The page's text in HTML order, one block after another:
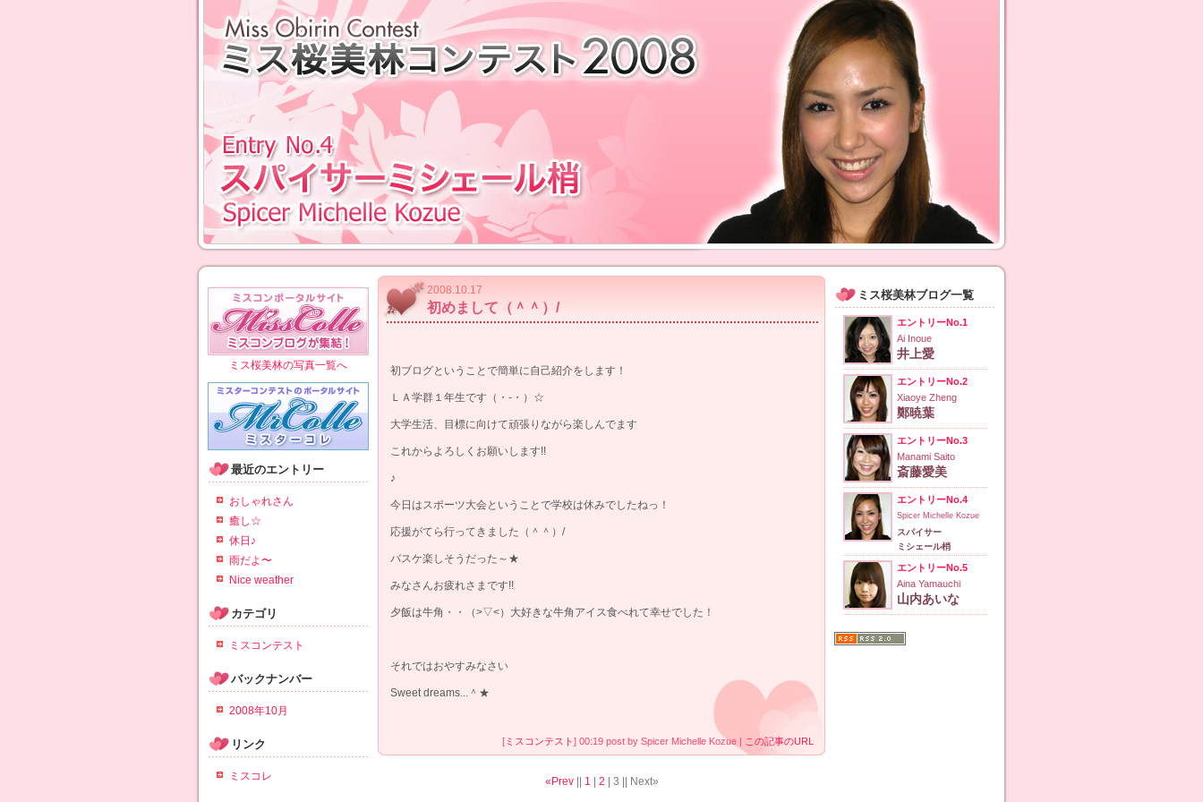
2008.10.17
初めまして（＾＾）/
初ブログということで簡単に自己紹介をします！
ＬＡ学群１年生です（・-・）☆
大学生活、目標に向けて頑張りながら楽しんでます
これからよろしくお願いします!!
♪
今日はスポーツ大会ということで学校は休みでしたねっ！
応援がてら行ってきました（＾＾）/
バスケ楽しそうだった～★
みなさんお疲れさまです!!
夕飯は牛角・・（>▽<）大好きな牛角アイス食べれて幸せでした！
それではおやすみなさい
Sweet dreams...＾★
[ ミスコンテスト] 00:19 post by Spicer Michelle Kozue | この記事のURL
«Prev|| 1 2 3 || Next»
ミス桜美林ブログ一覧
エントリーNo.1
Ai Inoue
井上愛
エントリーNo.2
Xiaoye Zheng
鄭暁葉
エントリーNo.3
Manami Saito
斎藤愛美
エントリーNo.4
Spicer Michelle Kozue
スパイサー
ミシェール梢
エントリーNo.5
Aina Yamauchi
山内あいな
ミス桜美林の写真一覧へ
最近のエントリー
おしゃれさん
癒し☆
休日♪
雨だよ〜
Nice weather
カテゴリ
ミスコンテスト
バックナンバー
2008年10月
リンク
ミスコレ